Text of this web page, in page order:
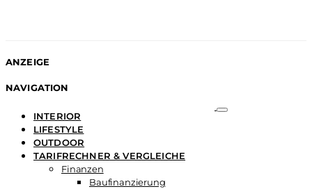
ANZEIGE
NAVIGATION
INTERIOR
LIFESTYLE
OUTDOOR
TARIFRECHNER & VERGLEICHE
Finanzen
Baufinanzierung